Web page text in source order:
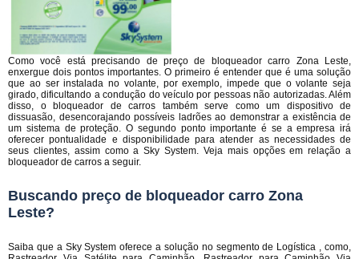
Como você está precisando de preço de bloqueador carro Zona Leste,
enxergue dois pontos importantes. O primeiro é entender que é uma solução
que ao ser instalada no volante, por exemplo, impede que o volante seja
girado, dificultando a condução do veículo por pessoas não autorizadas. Além
disso, o bloqueador de carros também serve como um dispositivo de
dissuasão, desencorajando possíveis ladrões ao demonstrar a existência de
um sistema de proteção. O segundo ponto importante é se a empresa irá
oferecer pontualidade e disponibilidade para atender as necessidades de
seus clientes, assim como a Sky System. Veja mais opções em relação a
bloqueador de carros a seguir.
Buscando preço de bloqueador carro Zona
Leste?
Saiba que a Sky System oferece a solução no segmento de Logística , como,